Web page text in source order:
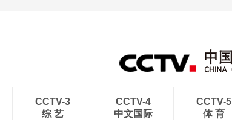
CCTV-3
综 艺
CCTV-4
中文国际
CCTV-5
体 育